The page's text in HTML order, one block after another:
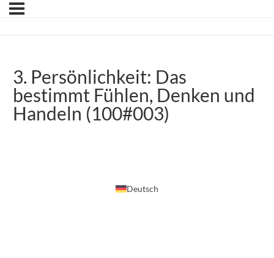
3. Persönlichkeit: Das
bestimmt Fühlen, Denken und
Handeln (100#003)
Deutsch